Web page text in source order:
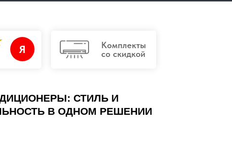
Я
СТИЛЬ И
В ОДНОМ РЕШЕНИИ
Комплекты
со скидкой